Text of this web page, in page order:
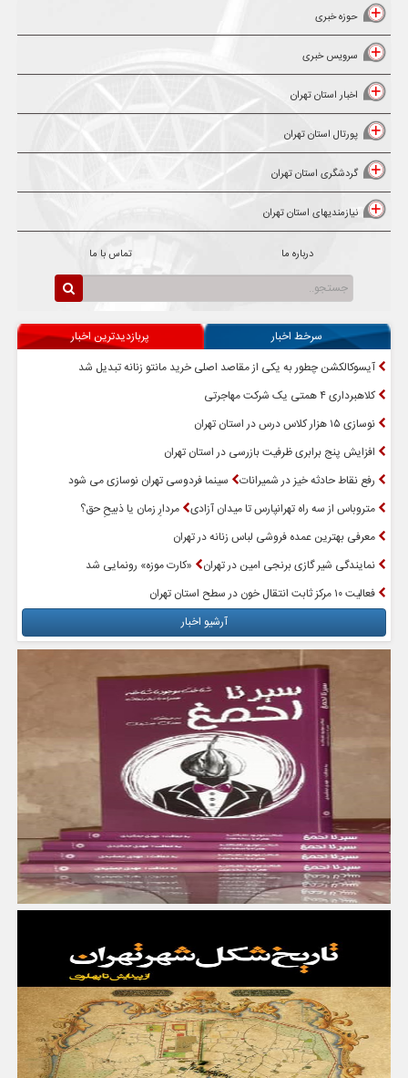
حوزه خبری
سرویس خبری
اخبار استان تهران
پورتال استان تهران
گردشگری استان تهران
نیازمندیهای استان تهران
درباره ما تماس با ما
سرخط اخبار
پربازدیدترین اخبار
آیسوکالکشن چطور به یکی از مقاصد اصلی خرید مانتو زنانه تبدیل شد
کلاهبرداری ۴ همتی یک شرکت مهاجرتی
نوسازی ۱۵ هزار کلاس درس در استان تهران
افزایش پنج برابری ظرفیت بازرسی در استان تهران
رفع نقاط حادثه خیز در شمیرانات
سینما فردوسی تهران نوسازی می شود
متروباس از سه راه تهرانپارس تا میدان آزادی مردارِ زمان یا ذبیحِ حق؟
معرفی بهترین عمده فروشی لباس زنانه در تهران
نمایندگی شیر گازی برنجی امین در تهران
«کارت موزه» رونمایی شد
فعالیت ۱۰ مرکز ثابت انتقال خون در سطح استان تهران
آرشیو اخبار